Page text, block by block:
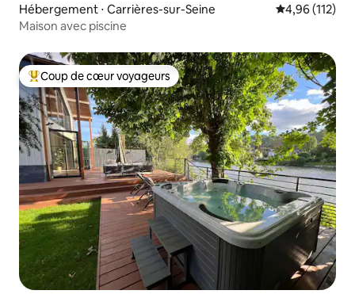
Hébergement ⋅ Carrières-sur-Seine Évaluation
4,96 (112)
Maison avec piscine
Coups de cœur voyageurs les plus appréciés
Coup de cœur voyageurs